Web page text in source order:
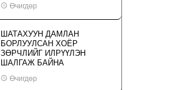
Өчигдөр
ШАТАХУУН ДАМЛАН
БОРЛУУЛСАН ХОЁР
ЗӨРЧЛИЙГ ИЛРҮҮЛЭН
ШАЛГАЖ БАЙНА
Өчигдөр